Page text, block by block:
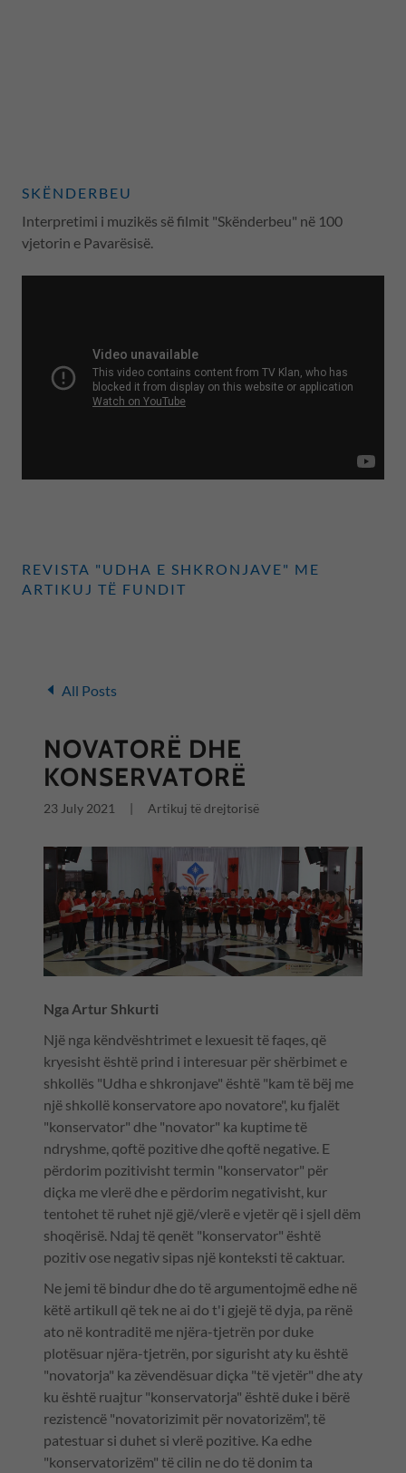
SKËNDERBEU
Interpretimi i muzikës së filmit "Skënderbeu" në 100
vjetorin e Pavarësisë.
REVISTA "UDHA E SHKRONJAVE" ME
ARTIKUJ TË FUNDIT
All Posts
NOVATORË DHE
KONSERVATORË
23 July 2021 | Artikuj të drejtorisë
Nga Artur Shkurti
Një nga këndvështrimet e lexuesit të faqes, që
kryesisht është prind i interesuar për shërbimet e
shkollës "Udha e shkronjave" është "kam të bëj me
një shkollë konservatore apo novatore", ku fjalët
"konservator" dhe "novator" ka kuptime të
ndryshme, qoftë pozitive dhe qoftë negative. E
përdorim pozitivisht termin "konservator" për
diçka me vlerë dhe e përdorim negativisht, kur
tentohet të ruhet një gjë/vlerë e vjetër që i sjell dëm
shoqërisë. Ndaj të qenët "konservator" është
pozitiv ose negativ sipas një konteksti të caktuar.
Ne jemi të bindur dhe do të argumentojmë edhe në
këtë artikull që tek ne ai do t'i gjejë të dyja, pa rënë
ato në kontraditë me njëra-tjetrën por duke
plotësuar njëra-tjetrën, por sigurisht aty ku është
"novatorja" ka zëvendësuar diçka "të vjetër" dhe aty
ku është ruajtur "konservatorja" është duke i bërë
rezistencë "novatorizimit për novatorizëm", të
patestuar si duhet si vlerë pozitive. Ka edhe
"konservatorizëm" të cilin ne do të donim ta